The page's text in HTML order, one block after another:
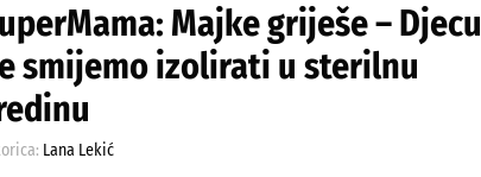
Majke griješe – Djecu
smijemo izolirati u sterilnu
Lana Lekić